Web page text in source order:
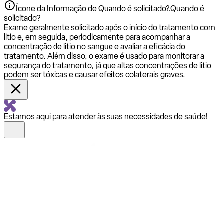
Ícone da Informação de Quando é solicitado?.Quando é
solicitado?
Exame geralmente solicitado após o início do tratamento com
litio e, em seguida, periodicamente para acompanhar a
concentração de litio no sangue e avaliar a eficácia do
tratamento. Além disso, o exame é usado para monitorar a
segurança do tratamento, já que altas concentrações de litio
podem ser tóxicas e causar efeitos colaterais graves.
Estamos aqui para atender às suas necessidades de saúde!